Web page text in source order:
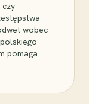
czy
wobec
pomaga